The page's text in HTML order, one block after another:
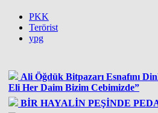
PKK
Terörist
ypg
Ali Öğdük Bitpazarı Esnafını
Eli Her Daim Bizim Cebimizde”
BİR HAYALİN PEŞİNDE